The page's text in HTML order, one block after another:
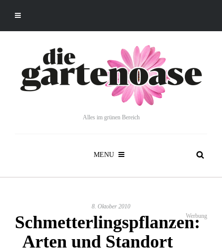
Alles im grünen Bereich
MENU
8. Oktober 2010
Schmetterlingspflanzen:
Arten und Standort
Werbung